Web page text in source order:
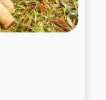
越冬支援